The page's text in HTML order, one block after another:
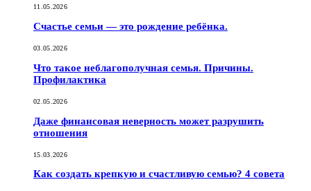
11.05.2026
Счастье семьи — это рождение ребёнка.
03.05.2026
Что такое неблагополучная семья. Причины.
Профилактика
02.05.2026
Даже финансовая неверность может разрушить
отношения
15.03.2026
Как создать крепкую и счастливую семью? 4 совета